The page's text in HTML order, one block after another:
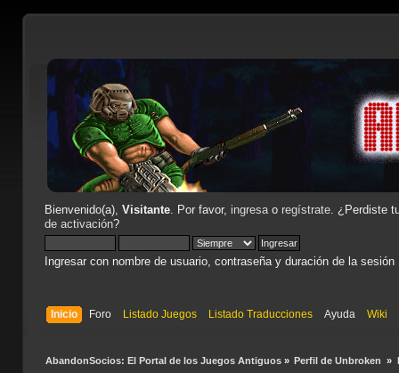
Bienvenido(a), Visitante. Por favor, ingresao regístrate. ¿Perdiste
de activación?
Ingresar con nombre de usuario, contraseña y duración de la sesión
Inicio Foro Listado Juegos Listado Traducciones Ayuda Wiki
AbandonSocios: El Portal de los Juegos Antiguos» Perfil de Unbroken »